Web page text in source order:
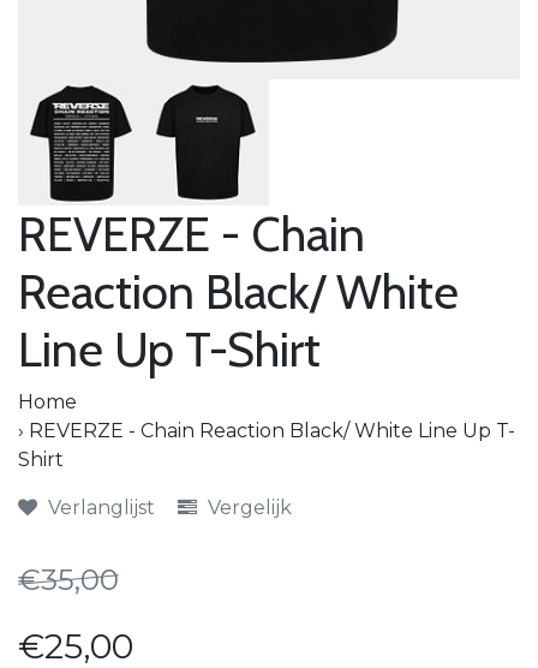
REVERZE - Chain
Reaction Black/ White
Line Up T-Shirt
Home
› REVERZE - Chain Reaction Black/ White Line Up T-
Shirt
Verlanglijst Vergelijk
€35,00
€25,00